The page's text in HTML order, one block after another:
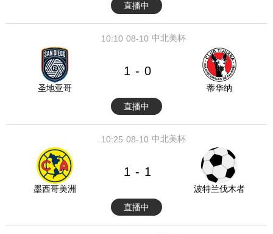
直播中
08-10
10:10 中北美杯
圣地亚哥
1 - 0
蒂华纳
直播中
08-10
10:25 中北美杯
墨西哥美洲
1 - 1
波特兰伐木者
直播中